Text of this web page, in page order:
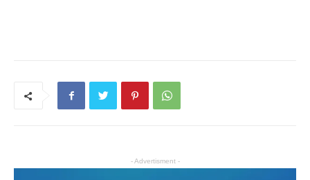
- Advertisment -